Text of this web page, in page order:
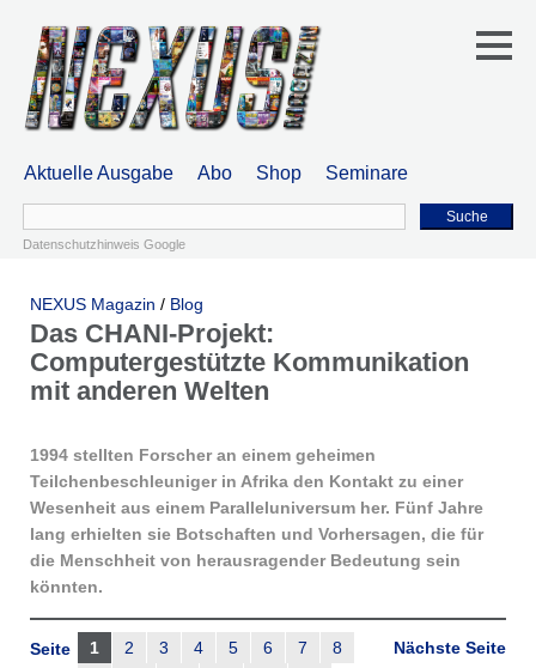
Aktuelle Ausgabe Abo Shop Seminare
Suche
Datenschutzhinweis Google
NEXUS Magazin / Blog
Das CHANI-Projekt:
Computergestützte Kommunikation
mit anderen Welten
1994 stellten Forscher an einem geheimen
Teilchenbeschleuniger in Afrika den Kontakt zu einer
Wesenheit aus einem Paralleluniversum her. Fünf Jahre
lang erhielten sie Botschaften und Vorhersagen, die für
die Menschheit von herausragender Bedeutung sein
könnten.
Nächste Seite
Seite 1 2 3 4 5 6 7
8